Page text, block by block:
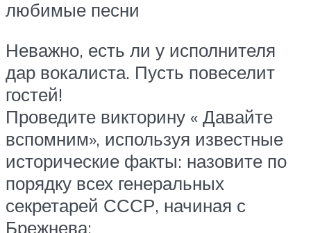
любимые песни
Неважно, есть ли у исполнителя
дар вокалиста. Пусть повеселит
гостей!
Проведите викторину « Давайте
вспомним», используя известные
исторические факты: назовите по
порядку всех генеральных
секретарей СССР, начиная с
Брежнева;